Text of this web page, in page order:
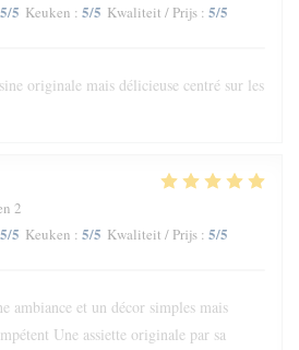
5/5 Keuken : 5/5 Kwaliteit / Prijs : 5/5
originale mais délicieuse centré sur les
2
5/5 Keuken : 5/5 Kwaliteit / Prijs : 5/5
ambiance et un décor simples mais
Une assiette originale par sa